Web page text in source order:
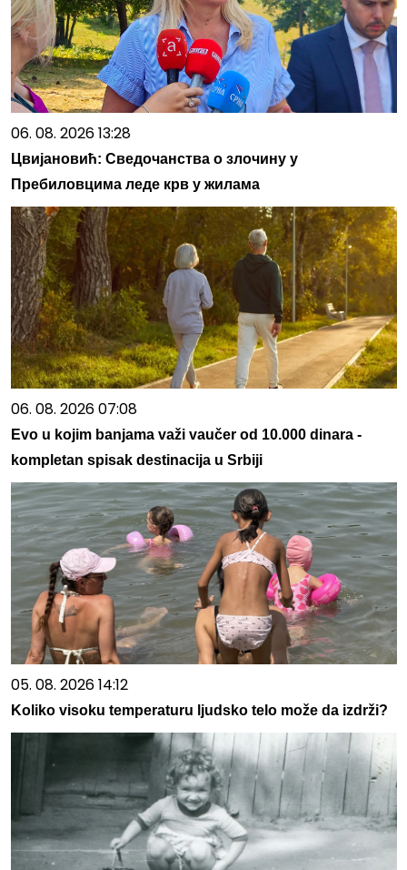
06. 08. 2026 13:28
Цвијановић: Сведочанства о злочину у
Пребиловцима леде крв у жилама
06. 08. 2026 07:08
Evo u kojim banjama važi vaučer od 10.000 dinara -
kompletan spisak destinacija u Srbiji
05. 08. 2026 14:12
Koliko visoku temperaturu ljudsko telo može da izdrži?